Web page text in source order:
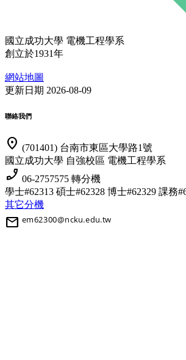
國立成功大學 電機工程學系
創立於1931年
網站地圖
更新日期 2026-08-09
聯絡我們
location_on (701401) 台南市東區大學路1號
國立成功大學 自強校區 電機工程學系
phone_enabled 06-2757575 轉分機
學士#62313 碩士#62328 博士#62329 課務
其它分機
mail